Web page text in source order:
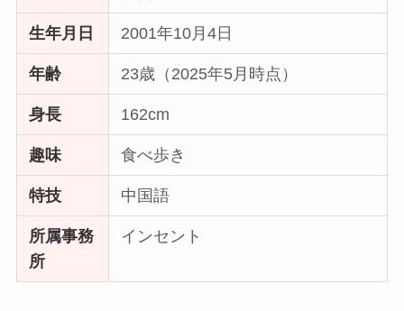
生年月日 2001年10月4日
年齢 23歳（2025年5月時点）
身長 162cm
趣味 食べ歩き
特技 中国語
所属事務
所
インセント